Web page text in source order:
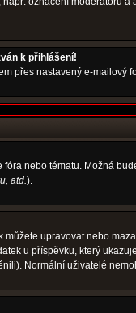
k přihlášení!
přes nastavený e-
nebo tématu. Možná
atd.).
upravovat nebo
u příspěvku, který
Normální uživatelé